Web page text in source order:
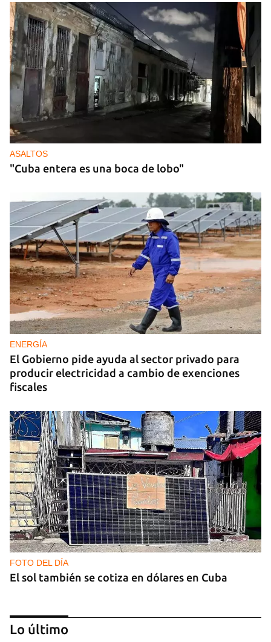
ASALTOS
"Cuba entera es una boca de lobo"
ENERGÍA
El Gobierno pide ayuda al sector privado para
producir electricidad a cambio de exenciones
fiscales
FOTO DEL DÍA
El sol también se cotiza en dólares en Cuba
Lo último